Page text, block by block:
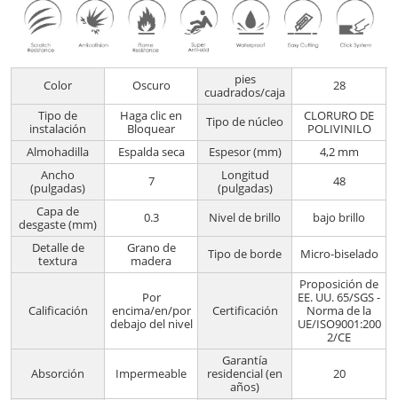
Color Oscuro
pies
cuadrados/caja
28
Tipo de
instalación
Haga clic en
Bloquear
Tipo de núcleo
CLORURO DE
POLIVINILO
Almohadilla
Espalda seca Espesor (mm)
4,2 mm
Ancho
(pulgadas)
7
Longitud
(pulgadas)
48
Capa de
desgaste (mm)
0.3 Nivel de brillo
bajo brillo
Detalle de
textura
Grano de
madera
Tipo de borde Micro-biselado
Calificación
Por
encima/en/por
debajo del nivel
Certificación
Proposición de
EE. UU. 65/SGS -
Norma de la
UE/ISO9001:200
2/CE
Absorción Impermeable
Garantía
residencial (en
años)
20